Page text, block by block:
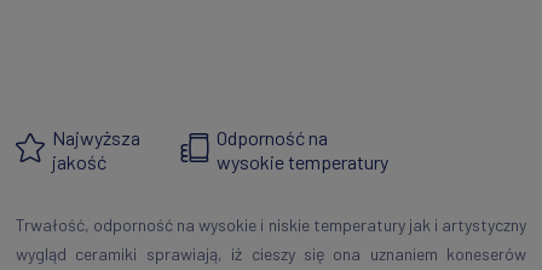
Najwyższa
jakość
Odporność na
wysokie temperatury
Trwałość, odporność na wysokie i niskie temperatury jak i artystyczny
wygląd ceramiki sprawiają, iż cieszy się ona uznaniem koneserów